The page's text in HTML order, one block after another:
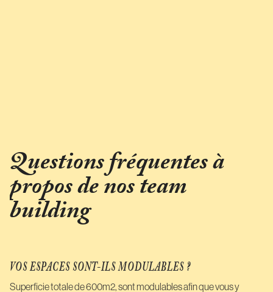
Questions fréquentes à
propos de nos team
building
VOS ESPACES SONT-ILS MODULABLES ?
Superficie totale de 600m2, sont modulables afin que vous y